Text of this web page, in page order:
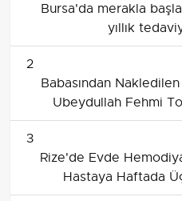
Bursa'da merakla
yıllık
2
Babasından
Ubeydullah Fehmi
3
Rize'de Evde
Hastaya Haftada